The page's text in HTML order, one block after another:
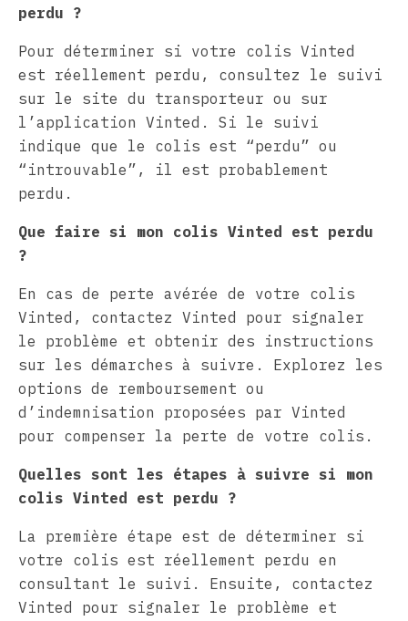
perdu ?
Pour déterminer si votre colis Vinted
est réellement perdu, consultez le suivi
sur le site du transporteur ou sur
l’application Vinted. Si le suivi
indique que le colis est “perdu” ou
“introuvable”, il est probablement
perdu.
Que faire si mon colis Vinted est perdu
?
En cas de perte avérée de votre colis
Vinted, contactez Vinted pour signaler
le problème et obtenir des instructions
sur les démarches à suivre. Explorez les
options de remboursement ou
d’indemnisation proposées par Vinted
pour compenser la perte de votre colis.
Quelles sont les étapes à suivre si mon
colis Vinted est perdu ?
La première étape est de déterminer si
votre colis est réellement perdu en
consultant le suivi. Ensuite, contactez
Vinted pour signaler le problème et